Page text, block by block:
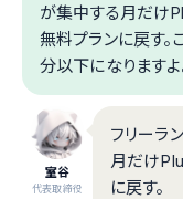
が集中する月だけ
無料プランに戻す
分以下になりますよ
室谷
代表取締役
フリーラ
月だけ
に戻す。